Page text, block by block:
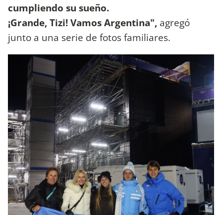
cumpliendo su sueño.
¡Grande, Tizi! Vamos Argentina", agregó
junto a una serie de fotos familiares.